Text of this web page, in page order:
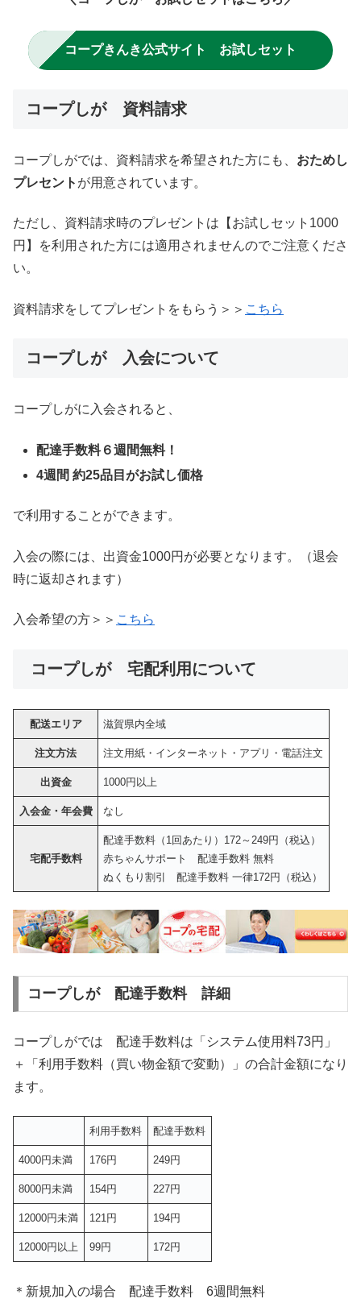
コープきんき公式サイト お試しセット
コープしが 資料請求
コープしがでは、資料請求を希望された方にも、 おためし
プレセント が用意されています。
ただし、資料請求時のプレゼントは【お試しセット1000
円】を利用された方には適用されませんのでご注意くださ
い。
資料請求をしてプレゼントをもらう＞＞ こちら
コープしが 入会について
コープしがに入会されると、
配達手数料６週間無料！
4週間 約25品目がお試し価格
で利用することができます。
入会の際には、出資金1000円が必要となります。（退会
時に返却されます）
入会希望の方＞＞ こちら
コープしが 宅配利用について
配送エリア 滋賀県内全域
注文方法 注文用紙・インターネット・アプリ・電話注文
出資金 1000円以上
入会金・年会費 なし
宅配手数料
配達手数料（1回あたり）172～249円（税込）
赤ちゃんサポート 配達手数料 無料
ぬくもり割引 配達手数料 一律172円（税込）
コープしが 配達手数料 詳細
コープしがでは 配達手数料は「システム使用料73円」
＋「利用手数料（買い物金額で変動）」の合計金額になり
ます。
利用手数料 配達手数料
4000円未満 176円 249円
8000円未満 154円 227円
12000円未満 121円 194円
12000円以上 99円 172円
＊新規加入の場合 配達手数料 6週間無料